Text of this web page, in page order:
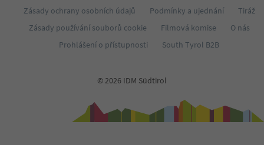
Zásady ochrany osobních údajů
Podmínky a ujednání
Tiráž
Zásady používání souborů cookie
Filmová komise
O nás
Prohlášení o přístupnosti
South Tyrol B2B
© 2026 IDM Südtirol